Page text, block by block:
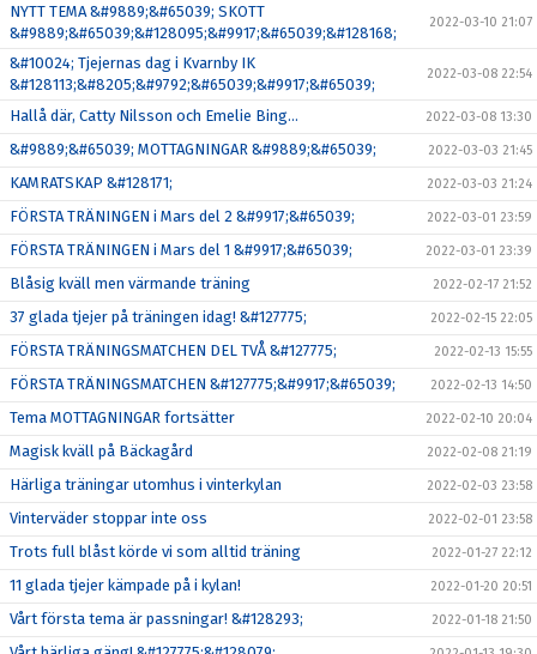
NYTT TEMA &#9889;&#65039; SKOTT
&#9889;&#65039;&#128095;&#9917;&#65039;&#128168;
2022-03-10 21:07
&#10024; Tjejernas dag i Kvarnby IK
&#128113;&#8205;&#9792;&#65039;&#9917;&#65039;
2022-03-08 22:54
Hallå där, Catty Nilsson och Emelie Bing… 2022-03-08 13:30
&#9889;&#65039; MOTTAGNINGAR &#9889;&#65039; 2022-03-03 21:45
KAMRATSKAP &#128171; 2022-03-03 21:24
FÖRSTA TRÄNINGEN i Mars del 2 &#9917;&#65039; 2022-03-01 23:59
FÖRSTA TRÄNINGEN i Mars del 1 &#9917;&#65039; 2022-03-01 23:39
Blåsig kväll men värmande träning 2022-02-17 21:52
37 glada tjejer på träningen idag! &#127775; 2022-02-15 22:05
FÖRSTA TRÄNINGSMATCHEN DEL TVÅ &#127775; 2022-02-13 15:55
FÖRSTA TRÄNINGSMATCHEN &#127775;&#9917;&#65039; 2022-02-13 14:50
Tema MOTTAGNINGAR fortsätter 2022-02-10 20:04
Magisk kväll på Bäckagård 2022-02-08 21:19
Härliga träningar utomhus i vinterkylan 2022-02-03 23:58
Vinterväder stoppar inte oss 2022-02-01 23:58
Trots full blåst körde vi som alltid träning 2022-01-27 22:12
11 glada tjejer kämpade på i kylan! 2022-01-20 20:51
Vårt första tema är passningar! &#128293; 2022-01-18 21:50